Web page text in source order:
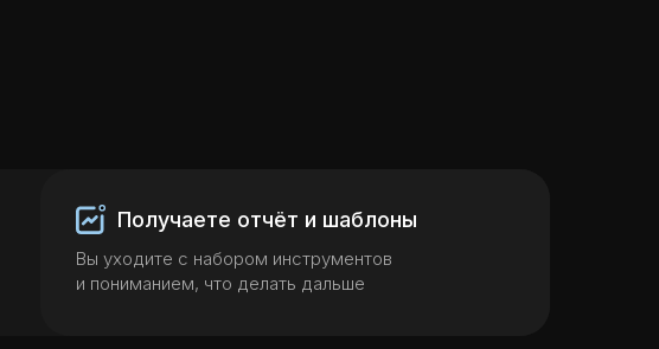
Вы уходите с набором инструментов
и пониманием, что делать дальше
Получаете отчёт и шаблоны